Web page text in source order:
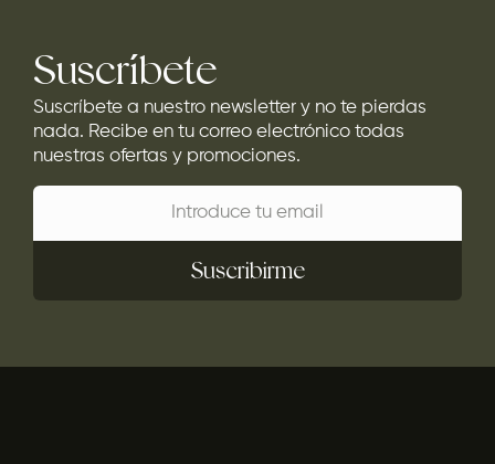
Suscríbete
Suscríbete a nuestro newsletter y no te pierdas
nada. Recibe en tu correo electrónico todas
nuestras ofertas y promociones.
Suscribirme